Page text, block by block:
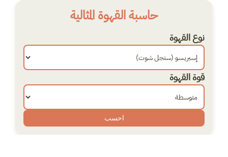
content
حاسبة القهوة المثالية
نوع القهوة
قوة القهوة
احسب